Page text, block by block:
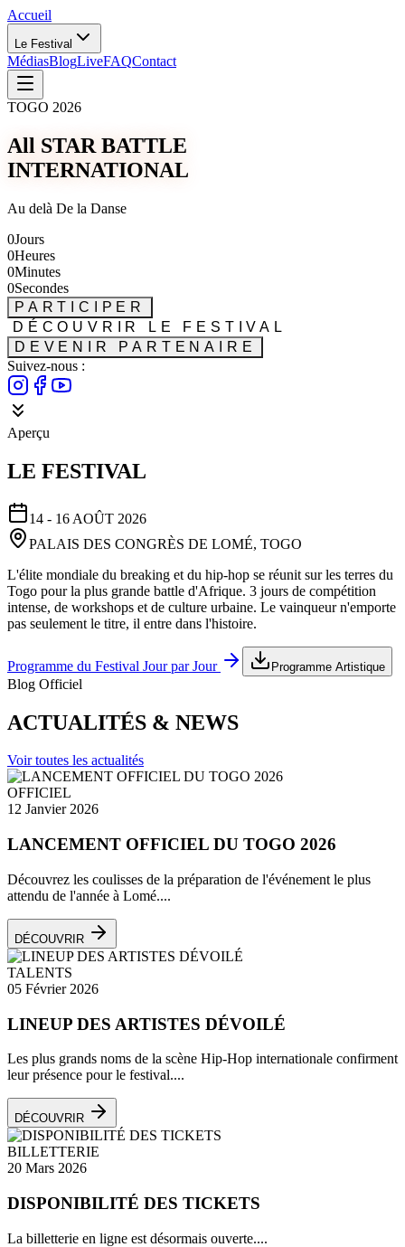
Accueil
Le Festival
MédiasBlogLiveFAQContact
TOGO 2026
All STAR BATTLE
INTERNATIONAL
Au delà De la Danse
0Jours
0Heures
0Minutes
0Secondes
PARTICIPER
DÉCOUVRIR LE FESTIVAL
DEVENIR PARTENAIRE
Suivez-nous :
Aperçu
LE FESTIVAL
14 - 16 AOÛT 2026
PALAIS DES CONGRÈS DE LOMÉ, TOGO
L'élite mondiale du breaking et du hip-hop se réunit sur les terres du
Togo pour la plus grande battle d'Afrique. 3 jours de compétition
intense, de workshops et de culture urbaine. Le vainqueur n'emporte
pas seulement le titre, il entre dans l'histoire.
Programme du Festival Jour par Jour Programme Artistique
Blog Officiel
ACTUALITÉS & NEWS
Voir toutes les actualités
OFFICIEL
12 Janvier 2026
LANCEMENT OFFICIEL DU TOGO 2026
Découvrez les coulisses de la préparation de l'événement le plus
attendu de l'année à Lomé....
DÉCOUVRIR
TALENTS
05 Février 2026
LINEUP DES ARTISTES DÉVOILÉ
Les plus grands noms de la scène Hip-Hop internationale confirment
leur présence pour le festival....
DÉCOUVRIR
BILLETTERIE
20 Mars 2026
DISPONIBILITÉ DES TICKETS
La billetterie en ligne est désormais ouverte....